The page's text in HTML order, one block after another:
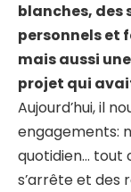
blanches, des
personnels et
mais aussi
projet qui
Aujourd’hui, il
engagements:
quotidien… tout
s’arrête et des